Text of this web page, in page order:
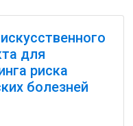
для
риска
болезней